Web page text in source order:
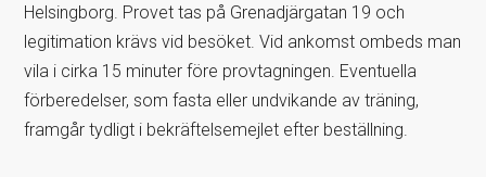
Helsingborg. Provet tas på Grenadjärgatan 19 och
legitimation krävs vid besöket. Vid ankomst ombeds man
vila i cirka 15 minuter före provtagningen. Eventuella
förberedelser, som fasta eller undvikande av träning,
framgår tydligt i bekräftelsemejlet efter beställning.